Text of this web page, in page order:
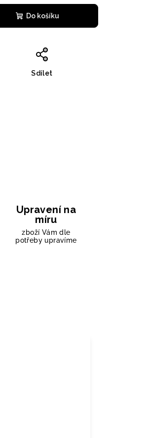
Do košíku
Sdílet
Upravení na
míru
zboží Vám dle
potřeby upravíme